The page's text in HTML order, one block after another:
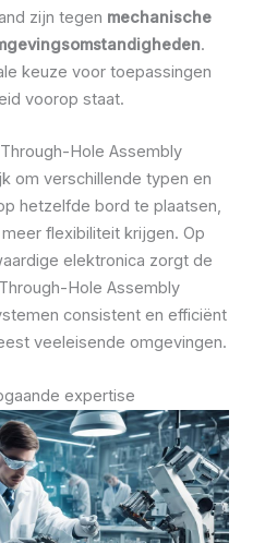
zijn tegen mechanische
.
keuze voor toepassingen
voorop staat.
Hole Assembly
om verschillende typen en
hetzelfde bord te plaatsen,
flexibiliteit krijgen. Op
elektronica zorgt de
Hole Assembly
consistent en efficiënt
veeleisende omgevingen.
expertise